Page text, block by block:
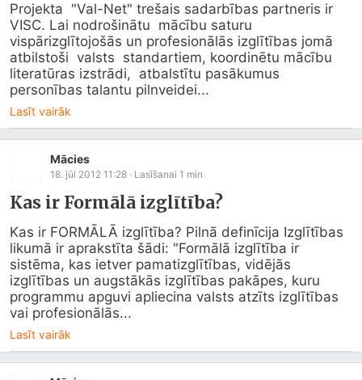
Projekta  "Val-Net" trešais sadarbības partneris ir
VISC. Lai nodrošinātu  mācību saturu
vispārizglītojošās un profesionālās izglītības jomā
atbilstoši  valsts  standartiem, koordinētu mācību
literatūras izstrādi,  atbalstītu pasākumus
personības talantu pilnveidei...
Lasīt vairāk
Mācies
18. jūl 2012 11:28 · Lasīšanai 1 min
Kas ir Formālā izglītība?
Kas ir FORMĀLĀ izglītība? Pilnā definīcija Izglītības
likumā ir aprakstīta šādi: "Formālā izglītība ir
sistēma, kas ietver pamatizglītības, vidējās
izglītības un augstākās izglītības pakāpes, kuru
programmu apguvi apliecina valsts atzīts izglītības
vai profesionālās...
Lasīt vairāk